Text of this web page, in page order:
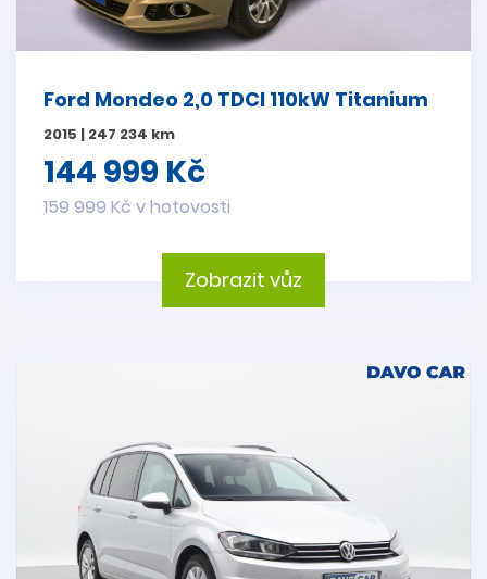
Ford Mondeo 2,0 TDCI 110kW Titanium
2015 | 247 234 km
144 999 Kč
159 999 Kč v hotovosti
Zobrazit vůz